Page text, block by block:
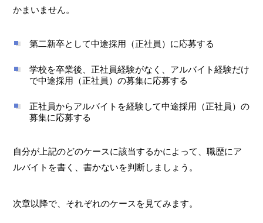
かまいません。
第二新卒として中途採用（正社員）に応募する
学校を卒業後、正社員経験がなく、アルバイト経験だけ
で中途採用（正社員）の募集に応募する
正社員からアルバイトを経験して中途採用（正社員）の
募集に応募する
自分が上記のどのケースに該当するかによって、職歴にア
ルバイトを書く、書かないを判断しましょう。
次章以降で、それぞれのケースを見てみます。